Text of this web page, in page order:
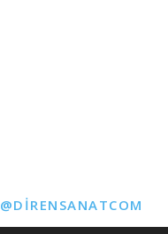
@DIRENSANATCOM